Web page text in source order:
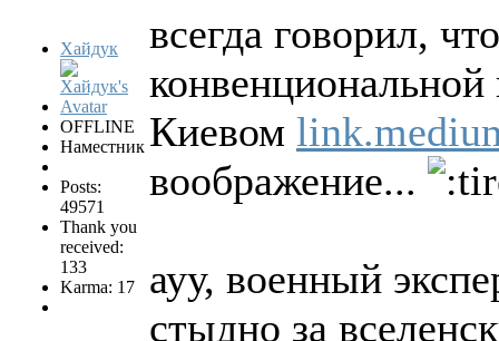
Хайдук
OFFLINE
Наместник
Posts:
49571
Thank you
received:
133
Karma: 17
всегда говорил,
Киевом
воображение...
ауу, военный
стыдно за